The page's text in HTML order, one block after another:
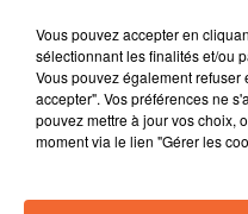
spectacle Climax qui en
représentations cet été
Ce long week-end de
Château de Saint
Vous pouvez accepter en
sélectionnant les finalités et/ou
Vous pouvez également
accepter". Vos préférences ne
pouvez mettre à jour vos choix,
moment via le lien "Gérer les